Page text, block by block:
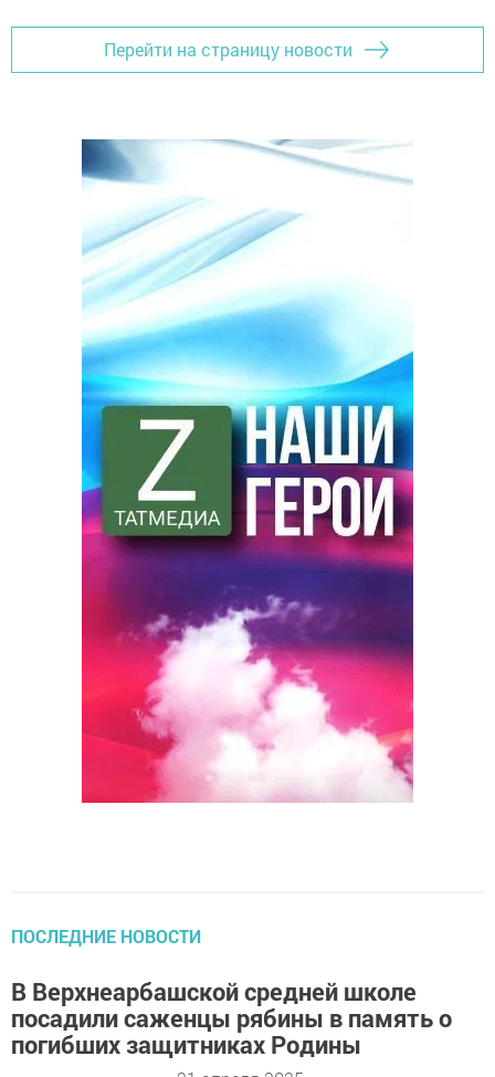
Перейти на страницу новости
ПОСЛЕДНИЕ НОВОСТИ
В Верхнеарбашской средней школе
посадили саженцы рябины в память о
погибших защитниках Родины